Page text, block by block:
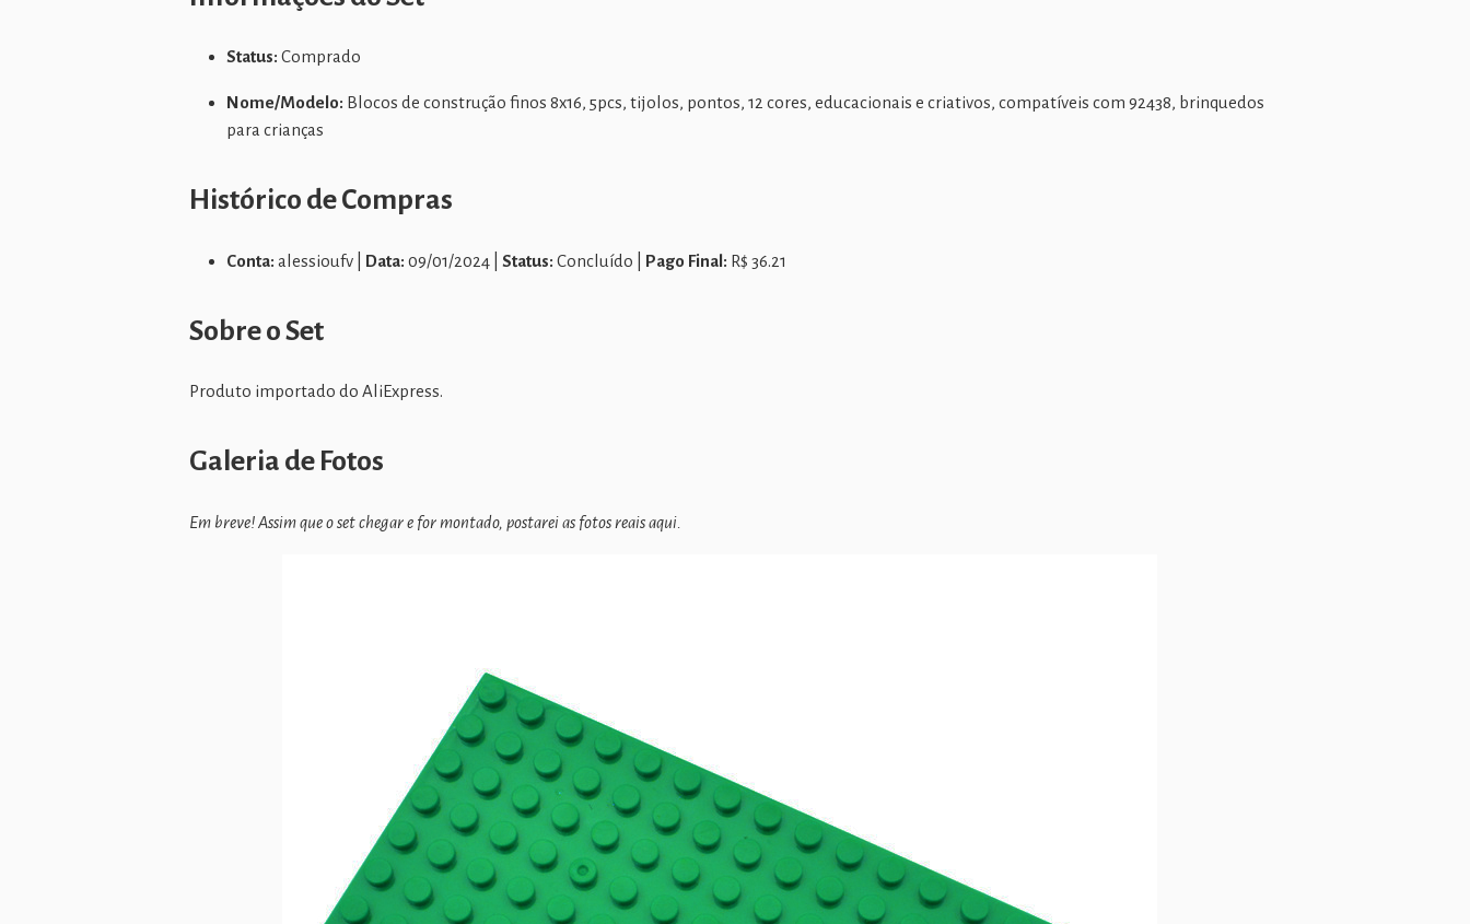
Status: Comprado
Nome/Modelo: Blocos de construção finos 8x16, 5pcs, tijolos, pontos, 12 cores, educacionais e criativos, compatíveis com 92438, brinquedos
para crianças
Histórico de Compras
Conta: alessioufv | Data: 09/01/2024 | Status: Concluído | Pago Final: R$ 36.21
Sobre o Set
Produto importado do AliExpress.
Galeria de Fotos
Em breve! Assim que o set chegar e for montado, postarei as fotos reais aqui.